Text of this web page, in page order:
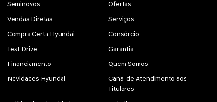
Seminovos Ofertas
Vendas Diretas Serviços
Compra Certa Hyundai Consórcio
Test Drive Garantia
Financiamento Quem Somos
Novidades Hyundai
Canal de Atendimento aos
Titulares